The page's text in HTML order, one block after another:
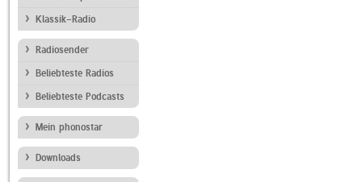
Klassik-Radio
Radiosender
Beliebteste Radios
Beliebteste Podcasts
Mein phonostar
Downloads